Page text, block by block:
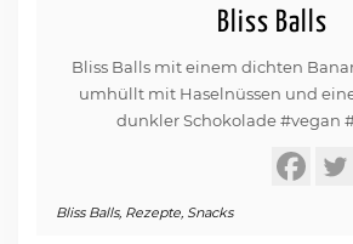
Bliss Balls
Bliss Balls mit einem dichten
umhüllt mit Haselnüssen und
dunkler Schokolade #vegan
Bliss Balls, Rezepte, Snacks